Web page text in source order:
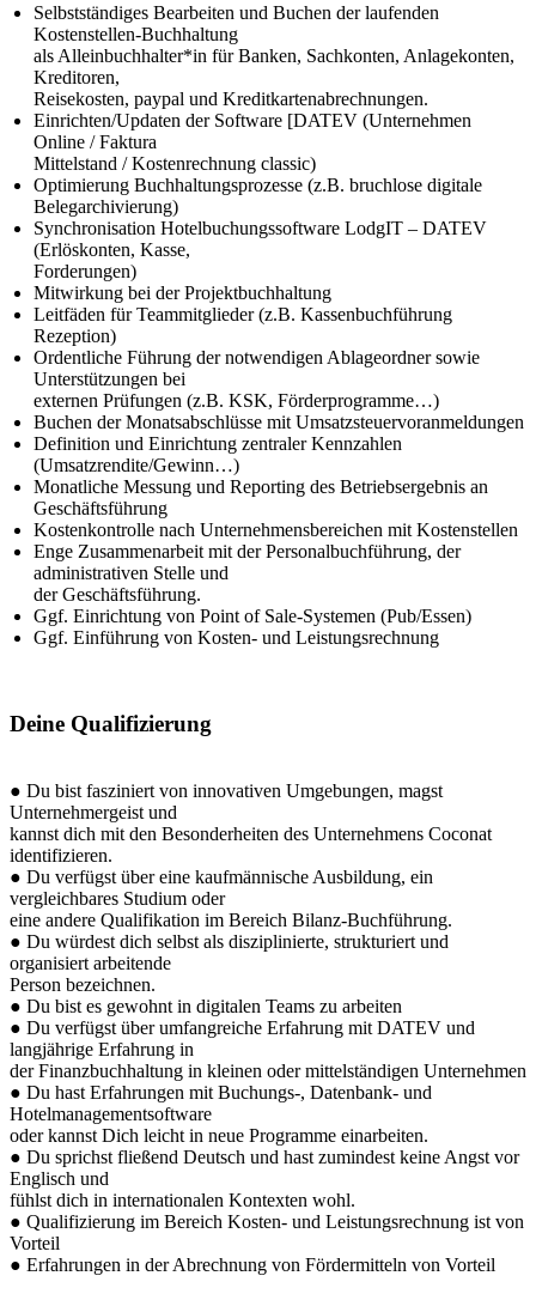
Selbstständiges Bearbeiten und Buchen der laufenden
Kostenstellen-Buchhaltung
als Alleinbuchhalter*in für Banken, Sachkonten, Anlagekonten,
Kreditoren,
Reisekosten, paypal und Kreditkartenabrechnungen.
Einrichten/Updaten der Software [DATEV (Unternehmen
Online / Faktura
Mittelstand / Kostenrechnung classic)
Optimierung Buchhaltungsprozesse (z.B. bruchlose digitale
Belegarchivierung)
Synchronisation Hotelbuchungssoftware LodgIT – DATEV
(Erlöskonten, Kasse,
Forderungen)
Mitwirkung bei der Projektbuchhaltung
Leitfäden für Teammitglieder (z.B. Kassenbuchführung
Rezeption)
Ordentliche Führung der notwendigen Ablageordner sowie
Unterstützungen bei
externen Prüfungen (z.B. KSK, Förderprogramme…)
Buchen der Monatsabschlüsse mit Umsatzsteuervoranmeldungen
Definition und Einrichtung zentraler Kennzahlen
(Umsatzrendite/Gewinn…)
Monatliche Messung und Reporting des Betriebsergebnis an
Geschäftsführung
Kostenkontrolle nach Unternehmensbereichen mit Kostenstellen
Enge Zusammenarbeit mit der Personalbuchführung, der
administrativen Stelle und
der Geschäftsführung.
Ggf. Einrichtung von Point of Sale-Systemen (Pub/Essen)
Ggf. Einführung von Kosten- und Leistungsrechnung
Deine Qualifizierung
● Du bist fasziniert von innovativen Umgebungen, magst
Unternehmergeist und
kannst dich mit den Besonderheiten des Unternehmens Coconat
identifizieren.
● Du verfügst über eine kaufmännische Ausbildung, ein
vergleichbares Studium oder
eine andere Qualifikation im Bereich Bilanz-Buchführung.
● Du würdest dich selbst als disziplinierte, strukturiert und
organisiert arbeitende
Person bezeichnen.
● Du bist es gewohnt in digitalen Teams zu arbeiten
● Du verfügst über umfangreiche Erfahrung mit DATEV und
langjährige Erfahrung in
der Finanzbuchhaltung in kleinen oder mittelständigen Unternehmen
● Du hast Erfahrungen mit Buchungs-, Datenbank- und
Hotelmanagementsoftware
oder kannst Dich leicht in neue Programme einarbeiten.
● Du sprichst fließend Deutsch und hast zumindest keine Angst vor
Englisch und
fühlst dich in internationalen Kontexten wohl.
● Qualifizierung im Bereich Kosten- und Leistungsrechnung ist von
Vorteil
● Erfahrungen in der Abrechnung von Fördermitteln von Vorteil